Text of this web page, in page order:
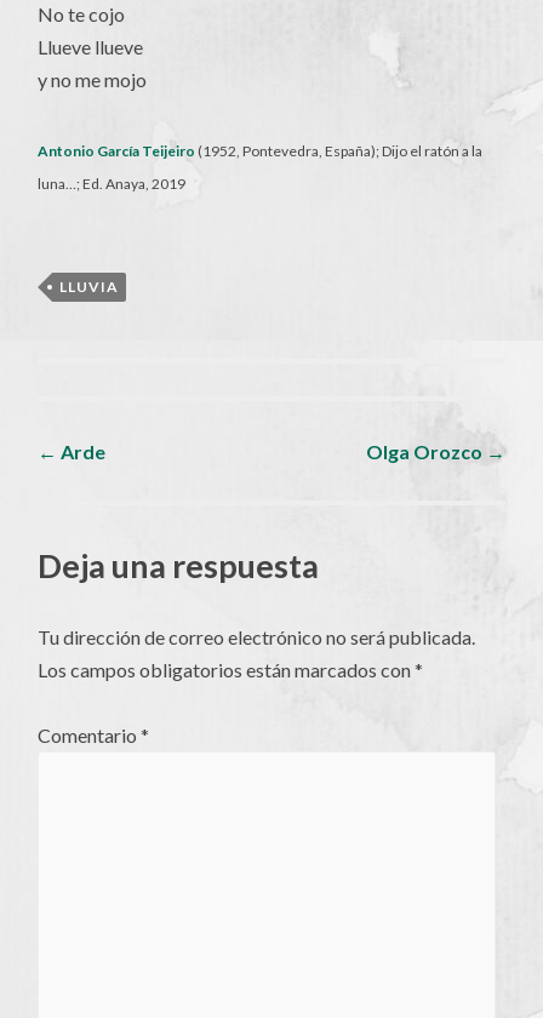
No te cojo
Llueve llueve
y no me mojo
Antonio García Teijeiro (1952, Pontevedra, España); Dijo el ratón a la
luna…; Ed. Anaya, 2019
LLUVIA
Navegador
artículos
← Arde Olga Orozco →
Deja una respuesta
Tu dirección de correo electrónico no será publicada.
Los campos obligatorios están marcados con*
Comentario*